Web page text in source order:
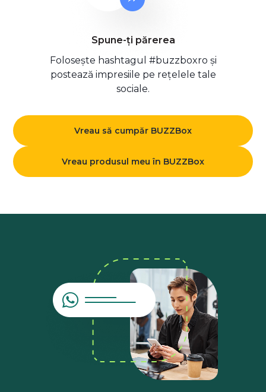
Spune-ți părerea
Folosește hashtagul #buzzboxro și
postează impresiile pe rețelele tale
sociale.
Vreau să cumpăr BUZZBox
Vreau produsul meu în BUZZBox